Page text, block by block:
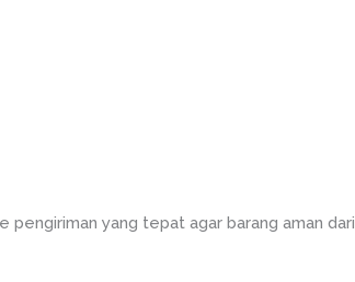
yang tepat agar barang aman dari